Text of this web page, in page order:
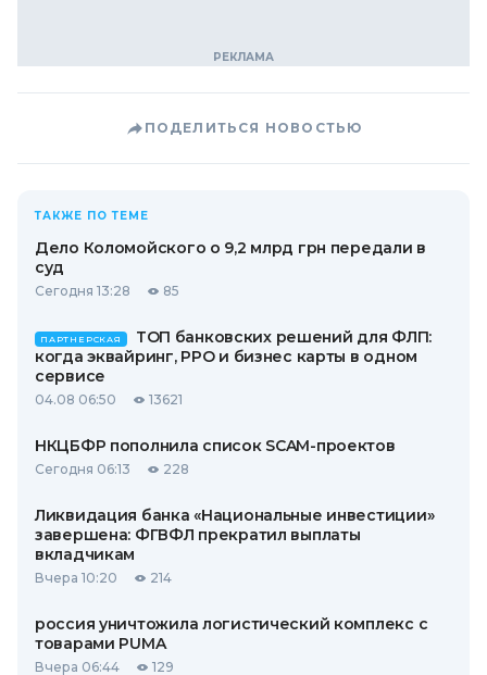
ПОДЕЛИТЬСЯ НОВОСТЬЮ
ТАКЖЕ ПО ТЕМЕ
Дело Коломойского о 9,2 млрд грн передали в
суд
Сегодня 13:28 85
ПАРТНЕРСКАЯ
ТОП банковских решений для ФЛП:
когда эквайринг, РРО и бизнес карты в одном
сервисе
04.08 06:50 13621
НКЦБФР пополнила список SCAM-проектов
Сегодня 06:13 228
Ликвидация банка «Национальные инвестиции»
завершена: ФГВФЛ прекратил выплаты
вкладчикам
Вчера 10:20 214
россия уничтожила логистический комплекс с
товарами PUMA
Вчера 06:44 129